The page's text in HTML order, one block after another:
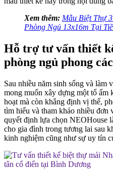
Xem thêm: Mẫu Biệt Thự
Phòng Ngủ 13x16m Tại
Hỗ trợ tư vấn thiết
phòng ngủ phong
Sau nhiều năm sinh sống và
mong muốn xây dựng một tổ ấm
hoạt mà còn khẳng định vị thế,
tìm hiểu và tham khảo nhiều đơn
quyết định lựa chọn NEOHouse
cho gia đình trong tương lai sau
kinh nghiệm cũng như sự uy tín